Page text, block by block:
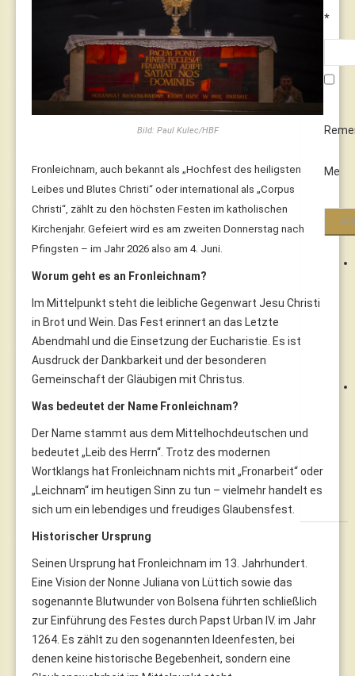
*
Me
Bild: Paul Kulec/HBF
Fronleichnam, auch bekannt als „Hochfest des heiligsten
Leibes und Blutes Christi“ oder international als „Corpus
Christi“, zählt zu den höchsten Festen im katholischen
Kirchenjahr. Gefeiert wird es am zweiten Donnerstag nach
Pfingsten – im Jahr 2026 also am 4. Juni.
Worum geht es an Fronleichnam?
Im Mittelpunkt steht die leibliche Gegenwart Jesu Christi
in Brot und Wein. Das Fest erinnert an das Letzte
Abendmahl und die Einsetzung der Eucharistie. Es ist
Ausdruck der Dankbarkeit und der besonderen
Gemeinschaft der Gläubigen mit Christus.
Was bedeutet der Name Fronleichnam?
Der Name stammt aus dem Mittelhochdeutschen und
bedeutet „Leib des Herrn“. Trotz des modernen
Wortklangs hat Fronleichnam nichts mit „Fronarbeit“ oder
„Leichnam“ im heutigen Sinn zu tun – vielmehr handelt es
sich um ein lebendiges und freudiges Glaubensfest.
Historischer Ursprung
Seinen Ursprung hat Fronleichnam im 13. Jahrhundert.
Eine Vision der Nonne Juliana von Lüttich sowie das
sogenannte Blutwunder von Bolsena führten schließlich
zur Einführung des Festes durch Papst Urban IV. im Jahr
1264. Es zählt zu den sogenannten Ideenfesten, bei
denen keine historische Begebenheit, sondern eine